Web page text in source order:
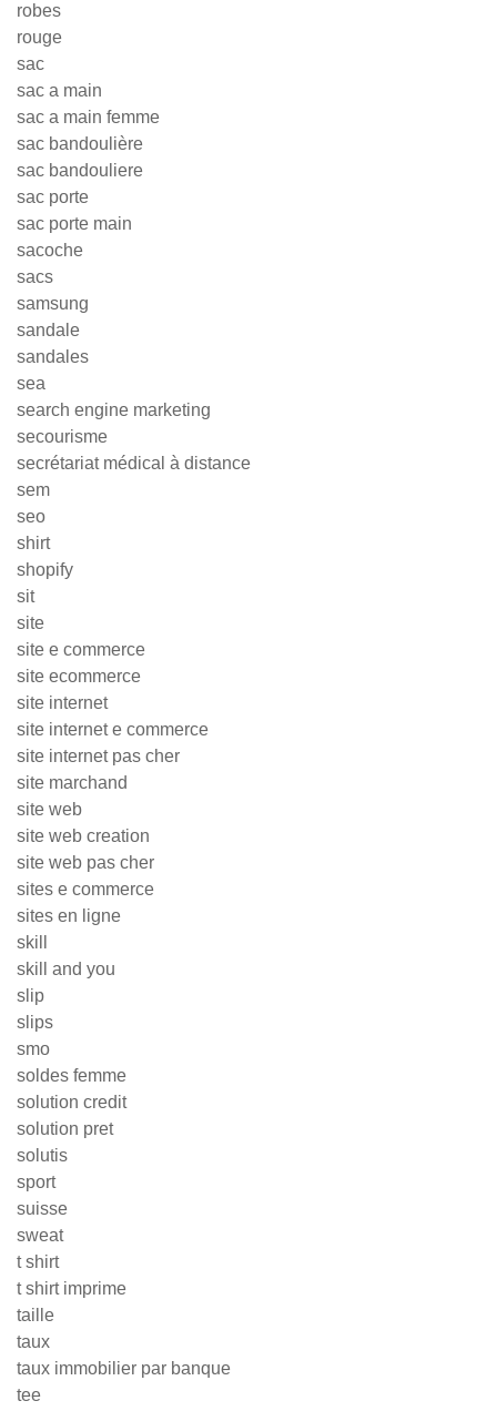
robes
rouge
sac
sac a main
sac a main femme
sac bandoulière
sac bandouliere
sac porte
sac porte main
sacoche
sacs
samsung
sandale
sandales
sea
search engine marketing
secourisme
secrétariat médical à distance
sem
seo
shirt
shopify
sit
site
site e commerce
site ecommerce
site internet
site internet e commerce
site internet pas cher
site marchand
site web
site web creation
site web pas cher
sites e commerce
sites en ligne
skill
skill and you
slip
slips
smo
soldes femme
solution credit
solution pret
solutis
sport
suisse
sweat
t shirt
t shirt imprime
taille
taux
taux immobilier par banque
tee